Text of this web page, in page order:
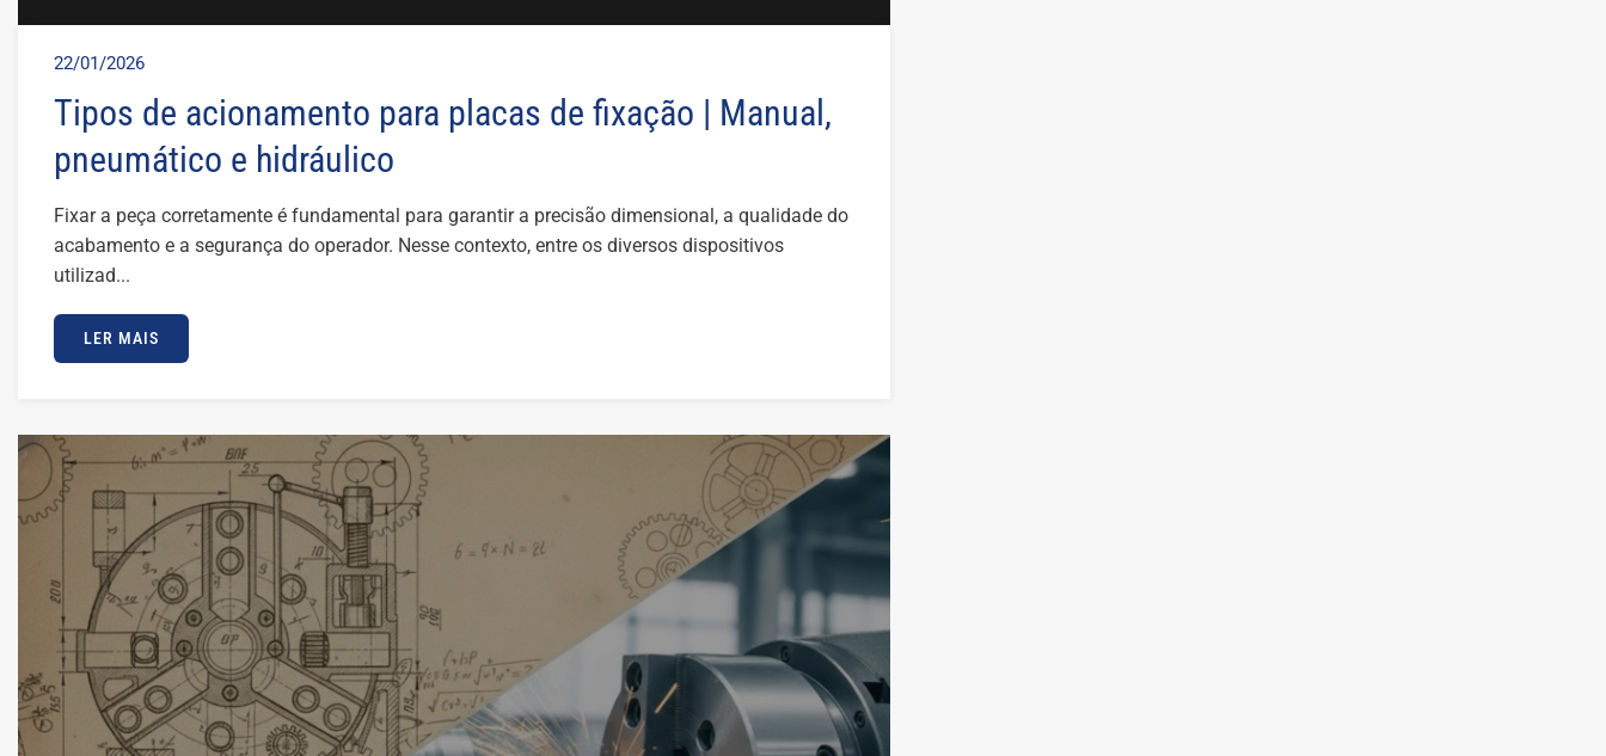
22/01/2026
Tipos de acionamento para placas de fixação | Manual,
pneumático e hidráulico
Fixar a peça corretamente é fundamental para garantir a precisão dimensional, a qualidade do
acabamento e a segurança do operador. Nesse contexto, entre os diversos dispositivos
utilizad...
LER MAIS